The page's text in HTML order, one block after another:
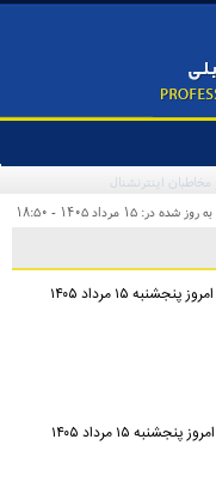
به روز شده در: ۱۵ مرداد ۱۴۰۵ - ۱۸:۵۰
۱۵ مرداد ۱۴۰۵